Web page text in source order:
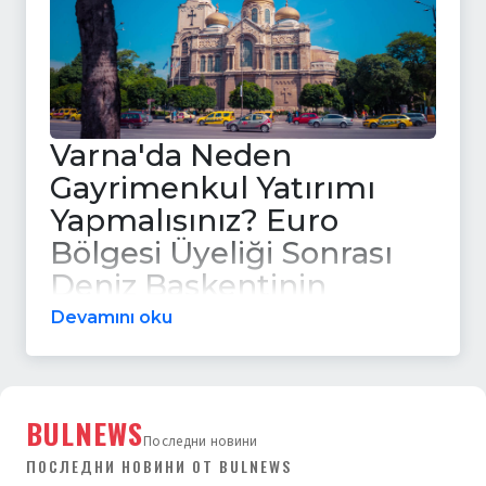
Varna'da Neden
Gayrimenkul Yatırımı
Yapmalısınız? Euro
Bölgesi Üyeliği Sonrası
Deniz Başkentinin
Avantajlarını Keşfedin
Bulgaristan'ın Euro
Yolculuğu
Devamını oku
BULNEWSПоследни новини
ПОСЛЕДНИ НОВИНИ ОТ BULNEWS